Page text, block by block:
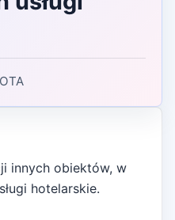
innych obiektów, w
hotelarskie.